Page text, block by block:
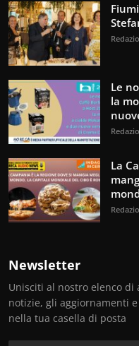
Le
la
La
Newsletter
Unisciti al nostro elenco
notizie, gli aggiornamenti
nella tua casella di posta